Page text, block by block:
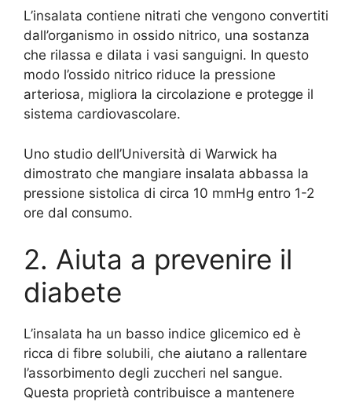
L’insalata contiene nitrati che vengono convertiti
dall’organismo in ossido nitrico, una sostanza
che rilassa e dilata i vasi sanguigni. In questo
modo l’ossido nitrico riduce la pressione
arteriosa, migliora la circolazione e protegge il
sistema cardiovascolare.
Uno studio dell’Università di Warwick ha
dimostrato che mangiare insalata abbassa la
pressione sistolica di circa 10 mmHg entro 1-2
ore dal consumo.
2. Aiuta a prevenire il
diabete
L’insalata ha un basso indice glicemico ed è
ricca di fibre solubili, che aiutano a rallentare
l’assorbimento degli zuccheri nel sangue.
Questa proprietà contribuisce a mantenere